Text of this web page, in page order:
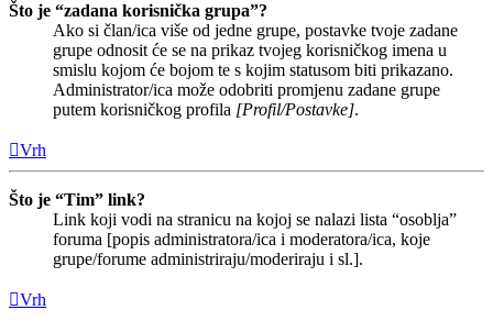
Što je “zadana korisnička grupa”?
Ako si član/ica više od jedne grupe, postavke tvoje zadane
grupe odnosit će se na prikaz tvojeg korisničkog imena u
smislu kojom će bojom te s kojim statusom biti prikazano.
Administrator/ica može odobriti promjenu zadane grupe
putem korisničkog profila [Profil/Postavke].
Vrh
Što je “Tim” link?
Link koji vodi na stranicu na kojoj se nalazi lista “osoblja”
foruma [popis administratora/ica i moderatora/ica, koje
grupe/forume administriraju/moderiraju i sl.].
Vrh